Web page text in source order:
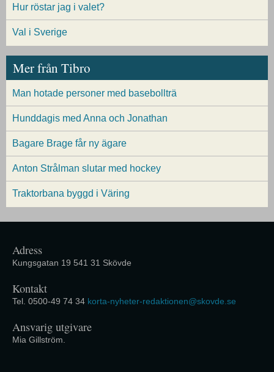
Hur röstar jag i valet?
Val i Sverige
Mer från Tibro
Man hotade personer med basebollträ
Hunddagis med Anna och Jonathan
Bagare Brage får ny ägare
Anton Strålman slutar med hockey
Traktorbana byggd i Väring
Adress
Kungsgatan 19 541 31 Skövde
Kontakt
Tel. 0500-49 74 34 korta-nyheter-redaktionen@skovde.se
Ansvarig utgivare
Mia Gillström.